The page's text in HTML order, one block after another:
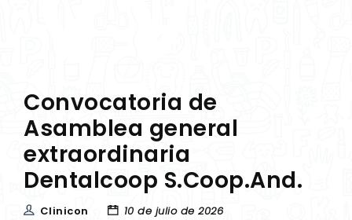
Convocatoria de
Asamblea general
extraordinaria
Dentalcoop S.Coop.And.
Clinicon 10 de julio de 2026